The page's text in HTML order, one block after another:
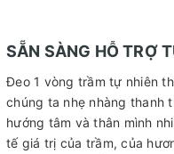
SẴN SÀNG HỖ TRỢ
Đeo 1 vòng trầm tự nhiên
chúng ta nhẹ nhàng thanh
hướng tâm và thân mình
tế giá trị của trầm, của